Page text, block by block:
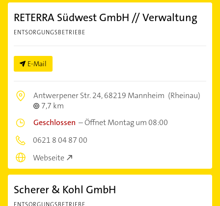
RETERRA Südwest GmbH // Verwaltung
ENTSORGUNGSBETRIEBE
E-Mail
Antwerpener Str. 24,68219 Mannheim (Rheinau)
7,7 km
Geschlossen –Öffnet Montag um 08:00
0621 8 04 87 00
Webseite
Scherer & Kohl GmbH